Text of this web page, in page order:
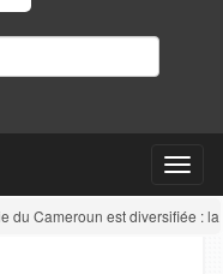
est diversifiée : la